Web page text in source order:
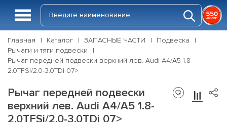
Главная Каталог ЗАПАСНЫЕ ЧАСТИ
Подвеска
Рычаги и тяги подвески
Рычаг передней подвески верхний лев. Audi A4/A5 1.8-
2.0TFSi/2.0-3.0TDi 07>
Рычаг передней подвески
верхний лев. Audi A4/A5 1.8-
2.0TFSi/2.0-3.0TDi 07>